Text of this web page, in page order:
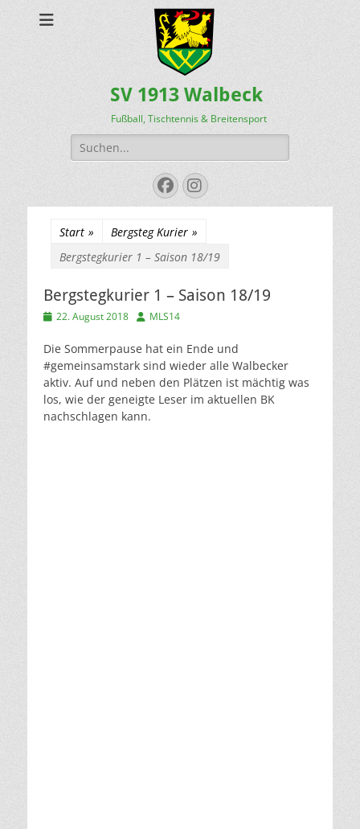
SV 1913 Walbeck
Fußball, Tischtennis & Breitensport
Suchen
nach:
Facebook
Instagram
Start » Bergsteg Kurier »
Bergstegkurier 1 – Saison 18/19
Bergstegkurier 1 – Saison 18/19
Veröffentlicht
22. August 2018 AutorMLS14
Die Sommerpause hat ein Ende und
#gemeinsamstark sind wieder alle Walbecker
aktiv. Auf und neben den Plätzen ist mächtig was
los, wie der geneigte Leser im aktuellen BK
nachschlagen kann.